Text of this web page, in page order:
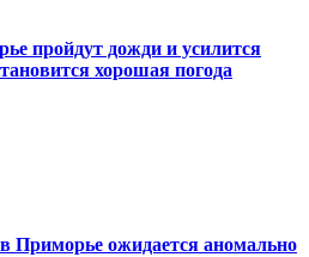
пройдут дожди и усилится
хорошая погода
Приморье ожидается аномально